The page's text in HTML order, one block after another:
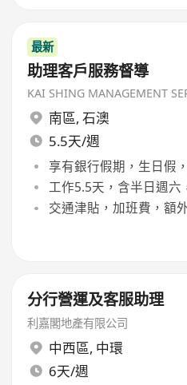
最新
助理客戶服務督導
KAI SHING MANAGEMENT
南區, 石澳
5.5天/週
享有銀行假期，生日假
工作5.5天，含半日週六
交通津貼，加班費，額
分行營運及客服助理
利嘉閣地產有限公司
中西區, 中環
6天/週